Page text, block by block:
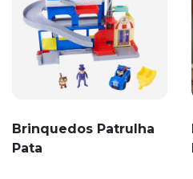
Brinquedos Patrulha
Pata